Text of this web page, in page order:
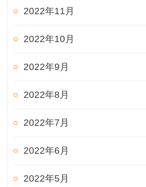
2022年11月
2022年10月
2022年9月
2022年8月
2022年7月
2022年6月
2022年5月